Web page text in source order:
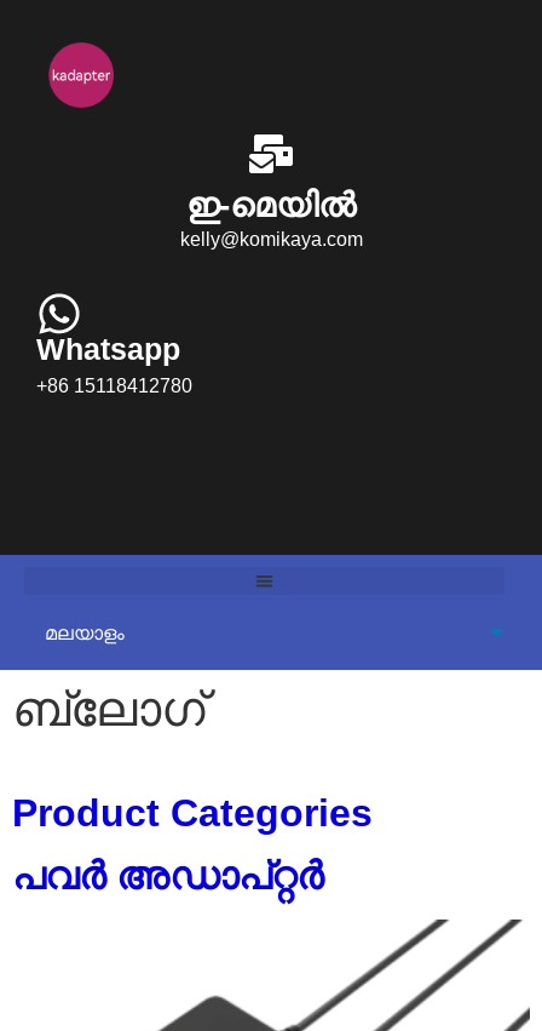
ഇ-മെയിൽ
kelly@komikaya.com
Whatsapp
+86 15118412780
ബ്ലോഗ്
Product Categories
പവർ അഡാപ്റ്റർ